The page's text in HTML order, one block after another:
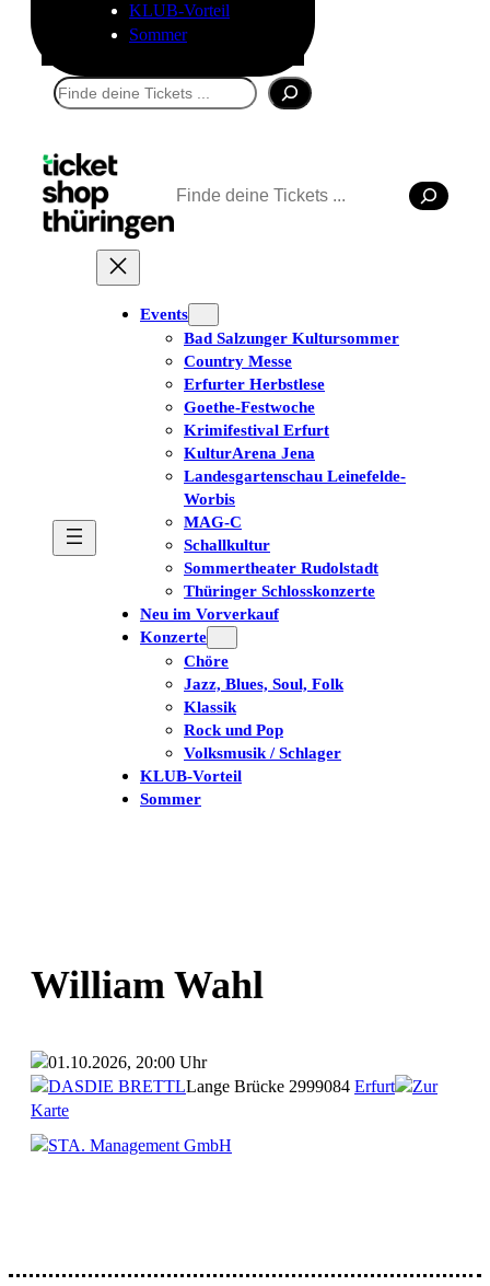
KLUB-Vorteil
Sommer
Suchen
Suchen
Events
Bad Salzunger Kultursommer
Country Messe
Erfurter Herbstlese
Goethe-Festwoche
Krimifestival Erfurt
KulturArena Jena
Landesgartenschau Leinefelde-
Worbis
MAG-C
Schallkultur
Sommertheater Rudolstadt
Thüringer Schlosskonzerte
Neu im Vorverkauf
Konzerte
Chöre
Jazz, Blues, Soul, Folk
Klassik
Rock und Pop
Volksmusik / Schlager
KLUB-Vorteil
Sommer
William Wahl
01.10.2026, 20:00 Uhr
DASDIE BRETTLLange Brücke 2999084 Erfurt
Zur
Karte
STA. Management GmbH
Tickets kaufen